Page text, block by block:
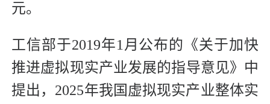
元。
工信部于2019年1月公布的《关于加快
推进虚拟现实产业发展的指导意见》中
提出，2025年我国虚拟现实产业整体实